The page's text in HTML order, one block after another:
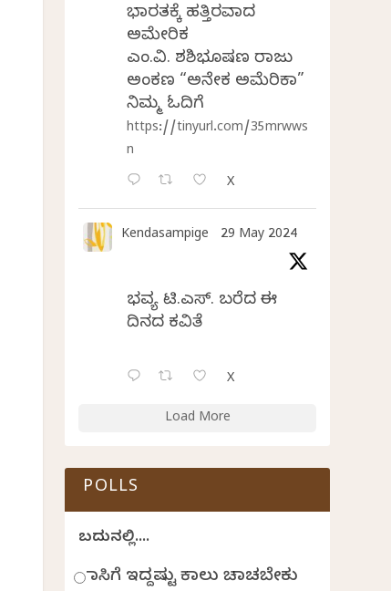
ಭಾರತಕ್ಕೆ ಹತ್ತಿರವಾದ
ಅಮೇರಿಕ
ಎಂ.ವಿ. ಶಶಿಭೂಷಣ ರಾಜು
ಅಂಕಣ “ಅನೇಕ ಅಮೆರಿಕಾ”
ನಿಮ್ಮ ಓದಿಗೆ
https://tinyurl.com/35mrwws
n
X
Kendasampige 29 May 2024
ಭವ್ಯ ಟಿ.ಎಸ್. ಬರೆದ ಈ
ದಿನದ ಕವಿತೆ
X
Load More
POLLS
ಬದುಕಿನಲ್ಲಿ....
ಹಾಸಿಗೆ ಇದ್ದಷ್ಟು ಕಾಲು ಚಾಚಬೇಕು